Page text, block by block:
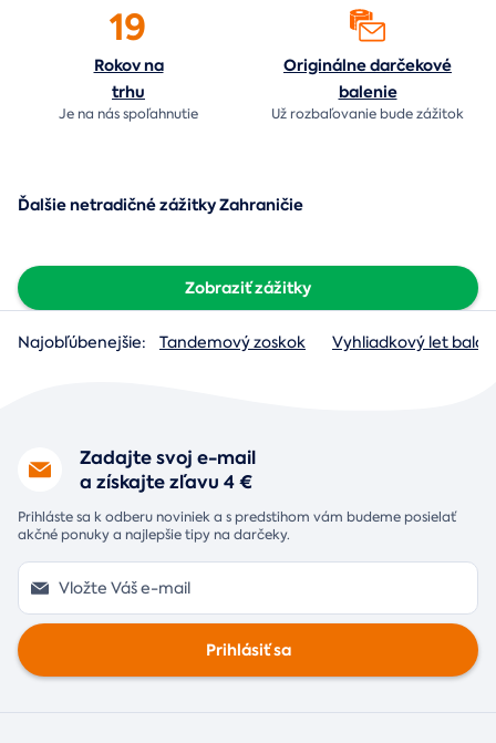
19
Rokov na
trhu
Je na násspoľahnutie
Originálne darčekové
balenie
Už rozbaľovanie budezážitok
Ďalšie netradičné zážitky Zahraničie
Zobraziť zážitky
Najobľúbenejšie: Tandemový zoskok Vyhliadkový let
Zadajte svoj e-mail
a získajte zľavu 4 €
Prihláste sa k odberu noviniek a s predstihom vám budeme posielať
akčné ponuky a najlepšie tipy na darčeky.
Prihlásiť sa